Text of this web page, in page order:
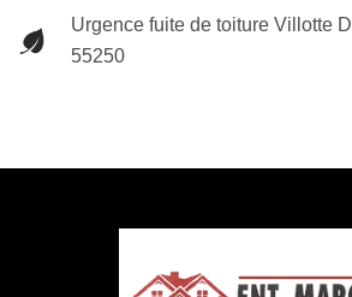
Urgence fuite de toiture Villotte
55250